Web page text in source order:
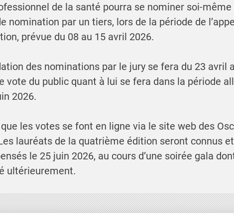
de la santé pourra se nominer soi-
nomination par un tiers, lors de la période de
prévue du 08 au 15 avril 2026.
des nominations par le jury se fera du 23 avril
vote du public quant à lui se fera dans la période
2026.
les votes se font en ligne via le site web des
lauréats de la quatrième édition seront connus et
le 25 juin 2026, au cours d’une soirée gala
ultérieurement.